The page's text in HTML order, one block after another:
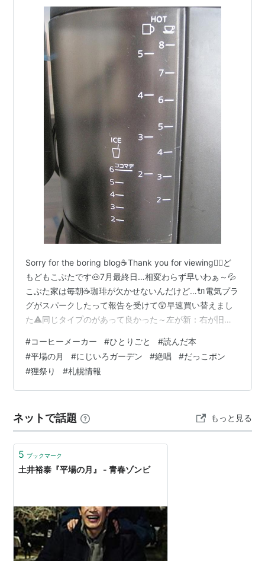
Sorry for the boring blog☕Thank you for viewing😵‍💫ど
もどもこぶたです🐽7月最終日…相変わらず早いわぁ～💦
こぶた家は毎朝☕珈琲が欠かせないんだけど…🔌電気プラ
グがスパークしたって報告を受けて😲早速買い替えまし
た⚠️同じタイプのがあって良かった～左が新：右が旧🙋‍♀️
機種３代目でございます３人で飲むから大容量じゃない
とね～😏ステンレスサーバーなので割れないのもいい(こ
れ大事www) ふむふむ📝抽出コースも👉レギュラー・ス
トロング・アイス・ドリップバッグの４種類になってて
#コーヒーメーカー #ひとりごと #読んだ本
#平場の月 #にじいろガーデン #絶唱 #だっこポン
#狸祭り #札幌情報
ネットで話題 もっと見る
5 ブックマーク
土井裕泰『平場の月』 - 青春ゾンビ